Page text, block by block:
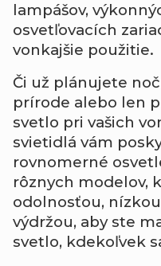
lampášov,
osvetľovacích
vonkajšie použitie.
Či už plánujete
prírode alebo len
svetlo pri vašich
svietidlá vám
rovnomerné
rôznych modelov,
odolnosťou,
výdržou, aby ste
svetlo, kdekoľvek